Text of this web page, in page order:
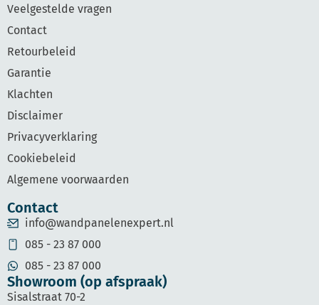
Veelgestelde vragen
Contact
Retourbeleid
Garantie
Klachten
Disclaimer
Privacyverklaring
Cookiebeleid
Algemene voorwaarden
Contact
info@wandpanelenexpert.nl
085 - 23 87 000
085 - 23 87 000
Showroom (op afspraak)
Sisalstraat 70-2